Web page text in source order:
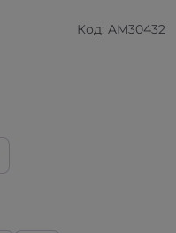
Код: AМ30432